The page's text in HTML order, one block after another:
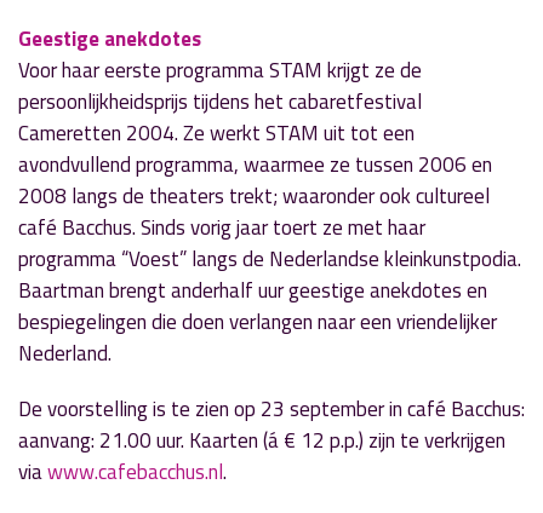
Geestige anekdotes
Voor haar eerste programma STAM krijgt ze de
persoonlijkheidsprijs tijdens het cabaretfestival
Cameretten 2004. Ze werkt STAM uit tot een
avondvullend programma, waarmee ze tussen 2006 en
2008 langs de theaters trekt; waaronder ook cultureel
café Bacchus. Sinds vorig jaar toert ze met haar
programma “Voest” langs de Nederlandse kleinkunstpodia.
Baartman brengt anderhalf uur geestige anekdotes en
bespiegelingen die doen verlangen naar een vriendelijker
Nederland.
De voorstelling is te zien op 23 september in café Bacchus:
aanvang: 21.00 uur. Kaarten (á € 12 p.p.) zijn te verkrijgen
viawww.cafebacchus.nl.